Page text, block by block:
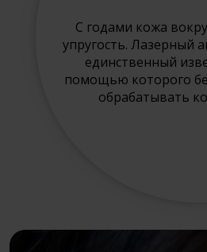
С годами кожа
упругость. Лазерный
единственный
помощью которого
обрабатывать